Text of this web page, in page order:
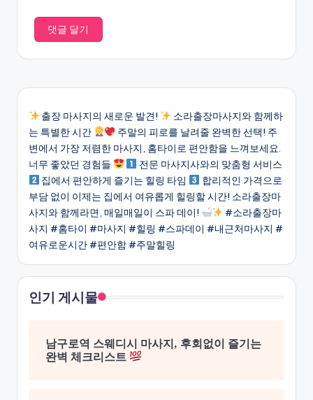
출장 마사지의 새로운 발견!
소라출장마사지와 함께하
는 특별한 시간
주말의 피로를 날려줄 완벽한 선택! 주
변에서 가장 저렴한 마사지, 홈타이로 편안함을 느껴보세요.
너무 좋았던 경험들
전문 마사지사와의 맞춤형 서비스
집에서 편안하게 즐기는 힐링 타임
합리적인 가격으로
부담 없이 이제는 집에서 여유롭게 힐링할 시간! 소라출장마
사지와 함께라면, 매일매일이 스파 데이!
#소라출장마
사지 #홈타이 #마사지 #힐링 #스파데이 #내근처마사지 #
여유로운시간 #편안함 #주말힐링
인기 게시물
남구로역 스웨디시 마사지, 후회없이 즐기는
완벽 체크리스트